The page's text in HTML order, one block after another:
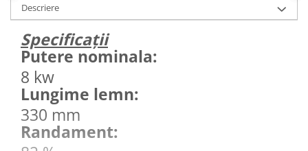
Descriere
Specificații
Putere nominala:
8 kw
Lungime lemn:
330 mm
Randament: